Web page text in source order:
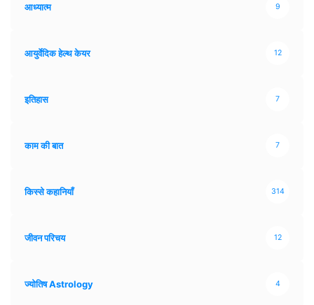
आध्यात्म 9
आयुर्वेदिक हेल्थ केयर 12
इतिहास 7
काम की बात 7
किस्से कहानियाँ 314
जीवन परिचय 12
ज्योतिष Astrology 4